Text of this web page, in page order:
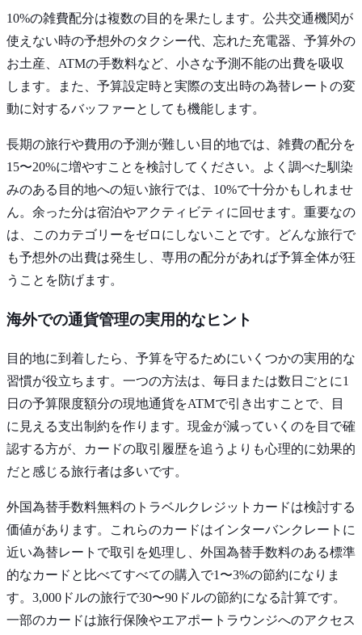
10%の雑費配分は複数の目的を果たします。公共交通機関が
使えない時の予想外のタクシー代、忘れた充電器、予算外の
お土産、ATMの手数料など、小さな予測不能の出費を吸収
します。また、予算設定時と実際の支出時の為替レートの変
動に対するバッファーとしても機能します。
長期の旅行や費用の予測が難しい目的地では、雑費の配分を
15〜20%に増やすことを検討してください。よく調べた馴染
みのある目的地への短い旅行では、10%で十分かもしれませ
ん。余った分は宿泊やアクティビティに回せます。重要なの
は、このカテゴリーをゼロにしないことです。どんな旅行で
も予想外の出費は発生し、専用の配分があれば予算全体が狂
うことを防げます。
海外での通貨管理の実用的なヒント
目的地に到着したら、予算を守るためにいくつかの実用的な
習慣が役立ちます。一つの方法は、毎日または数日ごとに1
日の予算限度額分の現地通貨をATMで引き出すことで、目
に見える支出制約を作ります。現金が減っていくのを目で確
認する方が、カードの取引履歴を追うよりも心理的に効果的
だと感じる旅行者は多いです。
外国為替手数料無料のトラベルクレジットカードは検討する
価値があります。これらのカードはインターバンクレートに
近い為替レートで取引を処理し、外国為替手数料のある標準
的なカードと比べてすべての購入で1〜3%の節約になりま
す。3,000ドルの旅行で30〜90ドルの節約になる計算です。
一部のカードは旅行保険やエアポートラウンジへのアクセス